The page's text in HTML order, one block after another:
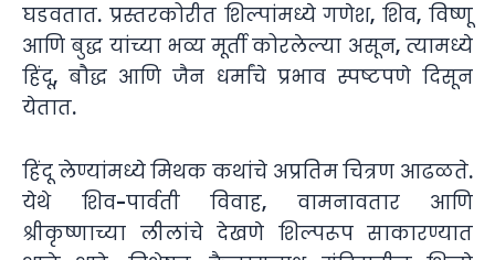
घडवतात. प्रस्तरकोरीत शिल्पांमध्ये गणेश, शिव, विष्णू
आणि बुद्ध यांच्या भव्य मूर्ती कोरलेल्या असून, त्यामध्ये
हिंदू, बौद्ध आणि जैन धर्मांचे प्रभाव स्पष्टपणे दिसून
येतात.
हिंदू लेण्यांमध्ये मिथक कथांचे अप्रतिम चित्रण आढळते.
येथे शिव-पार्वती विवाह, वामनावतार आणि
श्रीकृष्णाच्या लीलांचे देखणे शिल्परूप साकारण्यात